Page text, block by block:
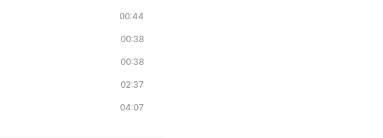
00:44
00:38
00:38
02:37
04:07